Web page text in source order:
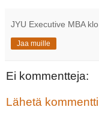
JYU Executive MBA klo
Jaa muille
Ei kommentteja:
Lähetä kommentti